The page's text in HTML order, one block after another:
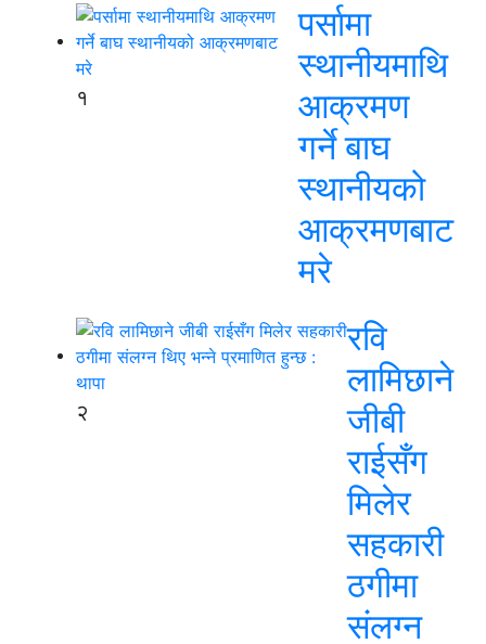
१
पर्सामा
स्थानीयमाथि
आक्रमण
गर्ने बाघ
स्थानीयको
आक्रमणबाट
मरे
२
रवि
लामिछाने
जीबी
राईसँग
मिलेर
सहकारी
ठगीमा
संलग्न